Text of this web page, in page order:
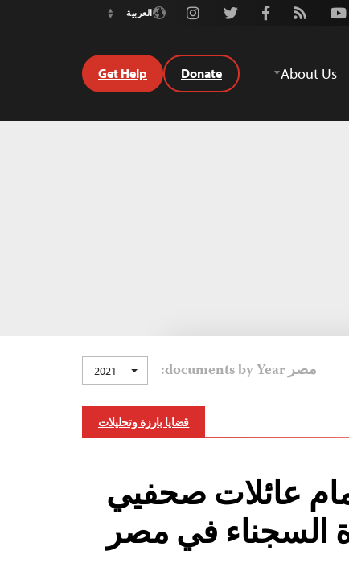
Youtube
Rss
Facebook
Twitter
Instagramالعربية
Switch
About Us
Donate
Get Help
مصر documents by Year: 2021
قضايا بارزة وتحليلات
عائلات صحفيي
السجناء في مصر